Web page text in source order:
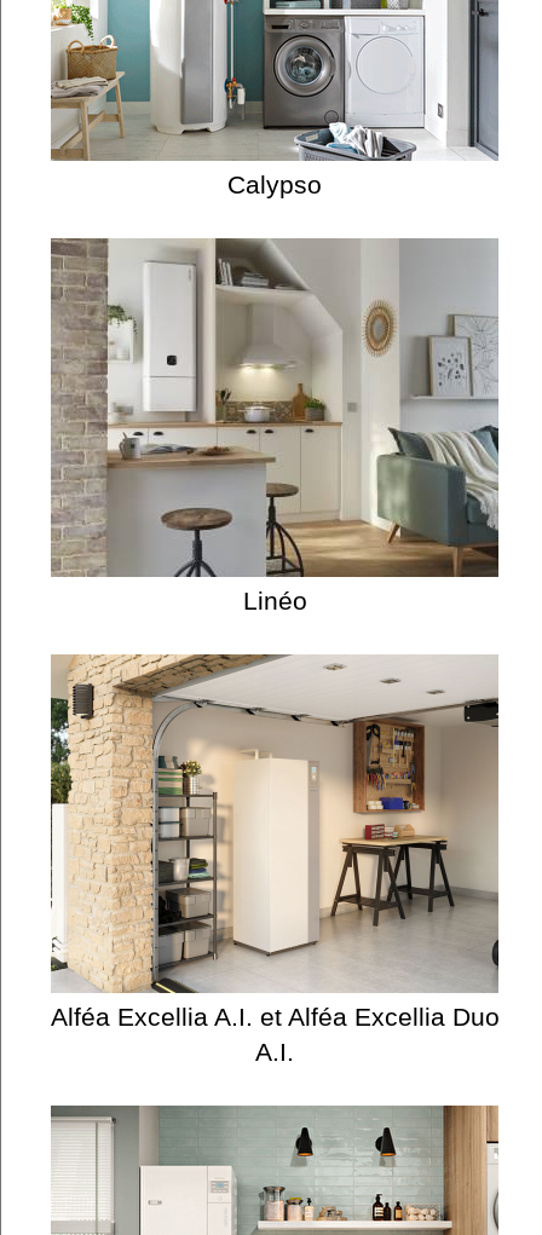
Calypso
Linéo
Alféa Excellia A.I. et Alféa Excellia Duo
A.I.